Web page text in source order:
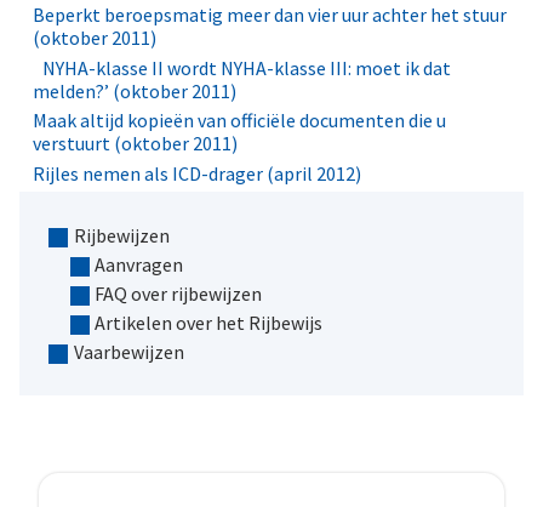
Rijbewijzen
Aanvragen
FAQ over rijbewijzen
Artikelen over het Rijbewijs
Vaarbewijzen
Beperkt beroepsmatig meer dan vier uur achter het stuur
(oktober 2011)
NYHA-klasse II wordt NYHA-klasse III: moet ik dat
melden?’ (oktober 2011)
Maak altijd kopieën van officiële documenten die u
verstuurt (oktober 2011)
Rijles nemen als ICD-drager (april 2012)